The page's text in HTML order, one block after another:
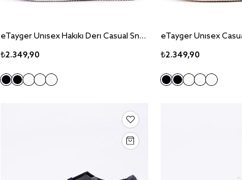
eTayger Unisex Hakiki Deri Casual Sneaker Ayakkabı E-3229
₺2.349,90
₺2.349,90